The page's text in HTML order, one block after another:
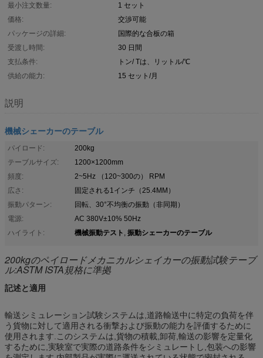
最小注文数量:
1 セット
価格:
交渉可能
パッケージの詳細:
国際的な合板の箱
受渡し時間:
30 日間
支払条件:
トン/ Tは、リットル/℃
供給の能力:
15 セット/月
説明
機械シェーカーのテーブル
パイロード:
200kg
テーブルサイズ:
1200×1200mm
頻度:
2~5Hz （120~300の） RPM
広さ:
固定される1インチ（25.4MM）
振動パターン:
回転、30°不均衡の振動（非同期）
電源:
AC 380V±10% 50Hz
ハイライト:
機械振動テスト , 振動シェーカーのテーブル
200kgのペイロードメカニカルシェイカーの振動試験テーブ
ル:ASTM ISTA規格に準拠
記述と適用
輸送シミュレーション試験システムは,道路輸送中に特定の負荷を伴
う貨物に対して適用される衝撃および振動の能力を評価するために
使用されます.このシステムは,貨物の積載,卸荷,輸送の影響を定量化
するために,実験室で実際の道路条件をシミュレートし,包装への影響